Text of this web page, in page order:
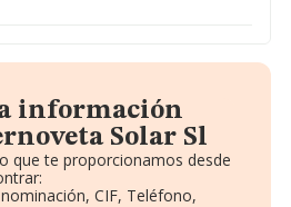
información
Solar Sl
que te proporcionamos desde
CIF, Teléfono,